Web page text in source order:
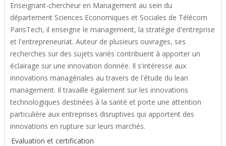
Enseignant-chercheur en Management au sein du
département Sciences Economiques et Sociales de Télécom
ParisTech, il enseigne le management, la stratégie d'entreprise
et l'entrepreneuriat. Auteur de plusieurs ouvrages, ses
recherches sur des sujets variés contribuent à apporter un
éclairage sur une innovation donnée. Il s'intéresse aux
innovations managériales au travers de l'étude du lean
management. Il travaille également sur les innovations
technologiques destinées à la santé et porte une attention
particulière aux entreprises disruptives qui apportent des
innovations en rupture sur leurs marchés.
Evaluation et certification